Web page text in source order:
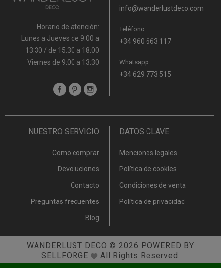
Horario de atención:
· Lunes a Jueves de 9:00 a
13:30 / de 15:30 a 18:00
· Viernes de 9:00 a 13:30
info@wanderlustdeco.com
Teléfono:
+34 960 663 117
Whatsapp:
+34 629 773 515
NUESTRO SERVICIO
Como comprar
Devoluciones
Contacto
Preguntas frecuentes
Blog
DATOS CLAVE
Menciones legales
Política de cookies
Condiciones de venta
Política de privacidad
WANDERLUST DECO © 2026 POWERED BY
SELLFORGE
All Rights Reserved.